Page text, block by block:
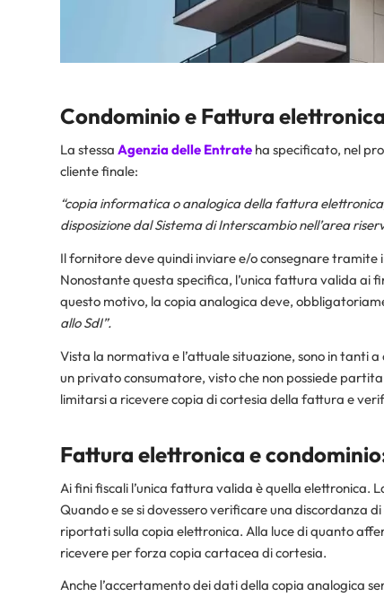
Condominio e Fattura elettronica
La stessa Agenzia delle Entrate ha specificato, nel
cliente finale:
“copia informatica o analogica della fattura
disposizione dal Sistema di Interscambio nell’area
Il fornitore deve quindi inviare e/o consegnare
Nonostante questa specifica, l’unica fattura valida
questo motivo, la copia analogica deve,
allo SdI”.
Vista la normativa e l’attuale situazione, sono in tanti
un privato consumatore, visto che non possiede
limitarsi a ricevere copia di cortesia della fattura e
Fattura elettronica e
Ai fini fiscali l’unica fattura valida è quella elettronica.
Quando e se si dovessero verificare una discordanza
riportati sulla copia elettronica. Alla luce di quanto
ricevere per forza copia cartacea di cortesia.
Anche l’accertamento dei dati della copia analogica